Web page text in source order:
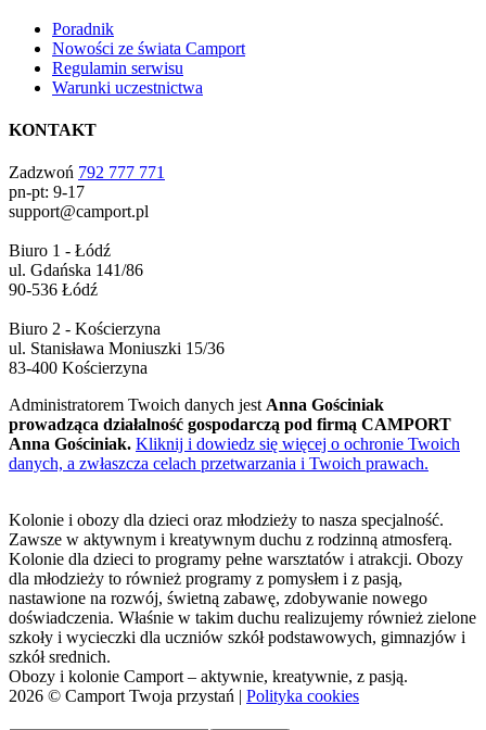
Poradnik
Nowości ze świata Camport
Regulamin serwisu
Warunki uczestnictwa
KONTAKT
Zadzwoń 792 777 771
pn-pt: 9-17
support@camport.pl
Biuro 1 - Łódź
ul. Gdańska 141/86
90-536 Łódź
Biuro 2 - Kościerzyna
ul. Stanisława Moniuszki 15/36
83-400 Kościerzyna
Administratorem Twoich danych jest Anna Gościniak
prowadząca działalność gospodarczą pod firmą CAMPORT
Anna Gościniak. Kliknij i dowiedz się więcej o ochronie Twoich
danych, a zwłaszcza celach przetwarzania i Twoich prawach.
Kolonie i obozy dla dzieci oraz młodzieży to nasza specjalność.
Zawsze w aktywnym i kreatywnym duchu z rodzinną atmosferą.
Kolonie dla dzieci to programy pełne warsztatów i atrakcji. Obozy
dla młodzieży to również programy z pomysłem i z pasją,
nastawione na rozwój, świetną zabawę, zdobywanie nowego
doświadczenia. Właśnie w takim duchu realizujemy również zielone
szkoły i wycieczki dla uczniów szkół podstawowych, gimnazjów i
szkół srednich.
Obozy i kolonie Camport – aktywnie, kreatywnie, z pasją.
2026 © Camport Twoja przystań | Polityka cookies